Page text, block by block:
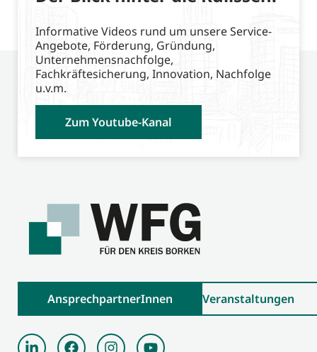
Informative Videos rund um unsere Service-
Angebote, Förderung, Gründung,
Unternehmensnachfolge,
Fachkräftesicherung, Innovation, Nachfolge
u.v.m.
Zum Youtube-Kanal
AnsprechpartnerInnen Veranstaltungen